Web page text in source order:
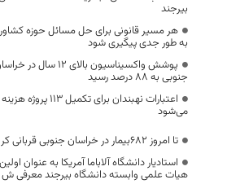
بیرجند
هر مسیر قانونی برای حل مسائل حوزه
به طور جدی پیگیری شود
پوشش واکسیناسیون بالای ۱۲ سال در
جنوبی به ۸۸ درصد رسید
اعتبارات نهبندان برای تکمیل ۱۱۳ پروژه هزینه
می‌شود
تا امروز ۶۸۲بیمار در خراسان جنوبی قربانی کرونا
استادیار دانشگاه آلاباما آمریکا به عنوان
هیات علمی وابسته دانشگاه بیرجند معرفی ش